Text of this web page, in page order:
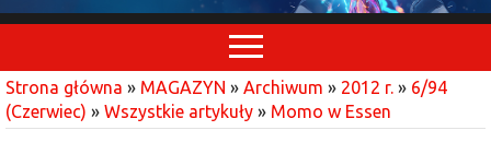
Strona główna » MAGAZYN » Archiwum » 2012 r. » 6/94
(Czerwiec) » Wszystkie artykuły » Momo w Essen